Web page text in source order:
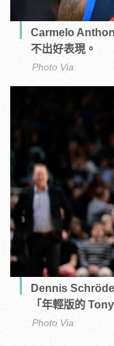
Carmelo
不出好表現。
Photo Via
Dennis
「年輕版的
Photo Via